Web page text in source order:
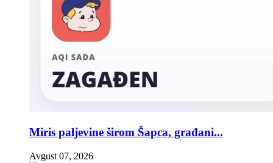
Miris paljevine širom Šapca, građani...
Avgust 07, 2026